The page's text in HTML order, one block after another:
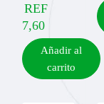
REF
7,60
Añadir al
carrito